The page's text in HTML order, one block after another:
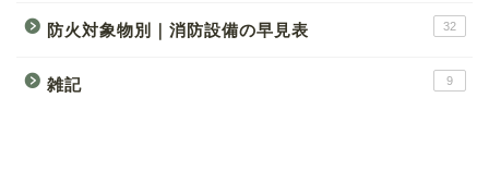
防火対象物別｜消防設備の早見表 32
雑記 9